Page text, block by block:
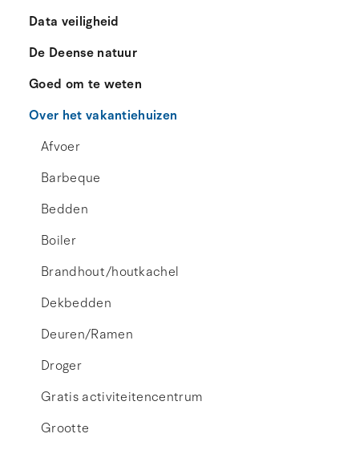
Data veiligheid
De Deense natuur
Goed om te weten
Over het vakantiehuizen
Afvoer
Barbeque
Bedden
Boiler
Brandhout/houtkachel
Dekbedden
Deuren/Ramen
Droger
Gratis activiteitencentrum
Grootte